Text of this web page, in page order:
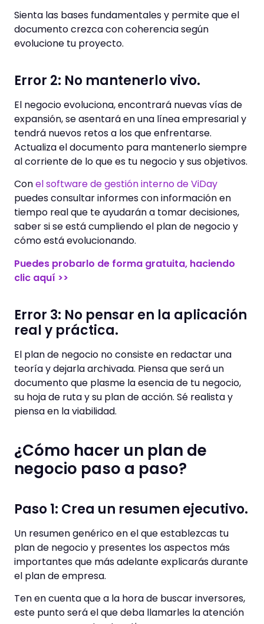
Sienta las bases fundamentales y permite que el
documento crezca con coherencia según
evolucione tu proyecto.
Error 2: No mantenerlo vivo.
El negocio evoluciona, encontrará nuevas vías de
expansión, se asentará en una línea empresarial y
tendrá nuevos retos a los que enfrentarse.
Actualiza el documento para mantenerlo siempre
al corriente de lo que es tu negocio y sus objetivos.
Conel software de gestión interno de ViDay
puedes consultar informes con información en
tiempo real que te ayudarán a tomar decisiones,
saber si se está cumpliendo el plan de negocio y
cómo está evolucionando.
Puedes probarlo de forma gratuita, haciendo
clic aquí >>
Error 3: No pensar en la aplicación
real y práctica.
El plan de negocio no consiste en redactar una
teoría y dejarla archivada. Piensa que será un
documento que plasme la esencia de tu negocio,
su hoja de ruta y su plan de acción. Sé realista y
piensa en la viabilidad.
¿Cómo hacer un plan de
negocio paso a paso?
Paso 1: Crea un resumen ejecutivo.
Un resumen genérico en el que establezcas tu
plan de negocio y presentes los aspectos más
importantes que más adelante explicarás durante
el plan de empresa.
Ten en cuenta que a la hora de buscar inversores,
este punto será el que deba llamarles la atención